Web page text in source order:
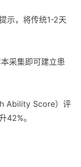
示，将传统1-2天
采集即可建立患
Ability Score）评
42%。